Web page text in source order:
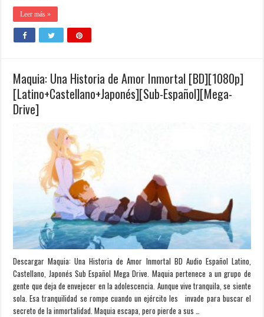
Leer más »
Maquia: Una Historia de Amor Inmortal [BD][1080p]
[Latino+Castellano+Japonés][Sub-Español][Mega-
Drive]
Descargar Maquia: Una Historia de Amor Inmortal BD Audio Español Latino,
Castellano, Japonés Sub Español Mega Drive. Maquia pertenece a un grupo de
gente que deja de envejecer en la adolescencia. Aunque vive tranquila, se siente
sola. Esa tranquilidad se rompe cuando un ejército les invade para buscar el
secreto de la inmortalidad. Maquia escapa, pero pierde a sus …